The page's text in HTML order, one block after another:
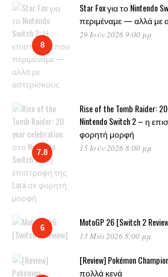
8
Star Fox για το
περιμέναμε — αλλά με
29 Ιούν 2026 9:00 μμ
7.8
Rise of the Tomb Raider:
Nintendo Switch 2 – η
φορητή μορφή
15 Ιούν 2026 8:00 μμ
6 MotoGP 26 [Switch 2
13 Μάι 2026 8:00 μμ
[Review] Pokémon
πολλά κενά